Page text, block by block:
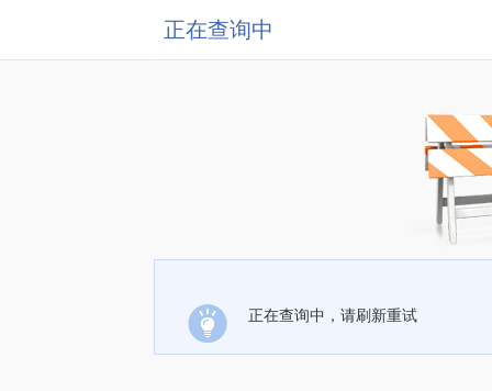
正在查询中
正在查询中，请刷新重试